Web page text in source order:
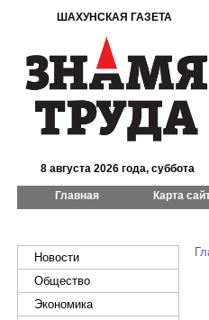
ШАХУНСКАЯ ГАЗЕТА
8 августа 2026 года, суббота
Главная Карта
Новости
Общество
Экономика